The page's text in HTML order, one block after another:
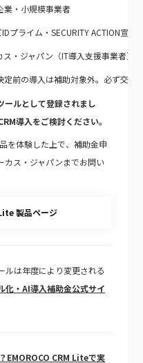
業・小規模事業者
プライム・SECURITY ACTION宣言
ス・ジャパン（IT導入支援事業者）
定前の導入は補助対象外。必ず交付
ールとして登録されまし
導入をご検討ください。
を体験した上で、補助金申
カス・ジャパンまでお問い
製品ページ
は年度により変更される
化・AI導入補助金公式サイ
EMOROCO CRM Liteで実